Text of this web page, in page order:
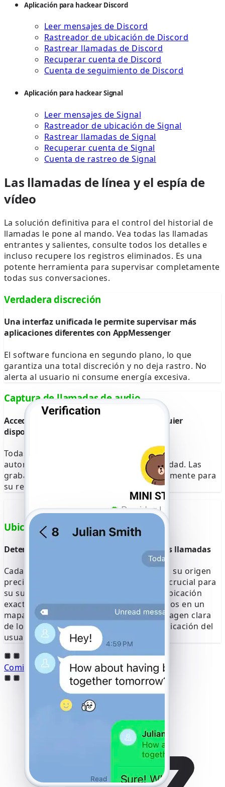
Aplicación para hackear Discord
Leer mensajes de Discord
Rastreador de ubicación de Discord
Rastrear llamadas de Discord
Recuperar cuenta de Discord
Cuenta de seguimiento de Discord
Aplicación para hackear Signal
Leer mensajes de Signal
Rastreador de ubicación de Signal
Rastrear llamadas de Signal
Recuperar cuenta de Signal
Cuenta de rastreo de Signal
Las llamadas de línea y el espía de
vídeo
La solución definitiva para el control del historial de
llamadas le pone al mando. Vea todas las llamadas
entrantes y salientes, consulte todos los detalles e
incluso recupere los registros eliminados. Es una
potente herramienta para supervisar completamente
todas sus conversaciones.
Verdadera discreción
Una interfaz unificada le permite supervisar más
aplicaciones diferentes con AppMessenger
El software funciona en segundo plano, lo que
garantiza una total discreción y no deja rastro. No
alerta al usuario ni consume energía excesiva.
Captura de llamadas de audio
Acceda a grabaciones completas en cualquier
dispositivo
Todas las llamadas de audio se graban
automáticamente en formato de alta calidad. Las
grabaciones están disponibles inmediatamente para
su reproducción y descarga.
Ubicación de la llamada
Determine la ubicación exacta de todas las llamadas
Cada llamada se geolocaliza y se asigna a su origen
preciso, lo que proporciona un contexto crucial para
su supervisión. El servicio determina la ubicación
exacta de la llamada y presenta estos datos en un
mapa interactivo, lo que le ofrece una imagen clara
de los movimientos y patrones de comunicación del
usuario en tiempo real.
Comience a hackear Line